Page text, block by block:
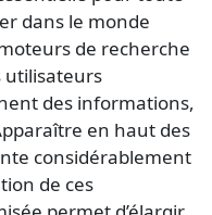
dans le monde
de recherche
utilisateurs
des informations,
en haut des
considérablement
de ces